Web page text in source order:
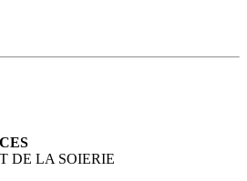
DE LA SOIERIE